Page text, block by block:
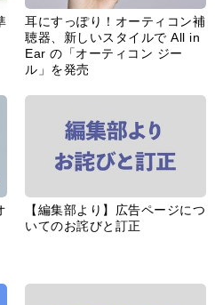
【編集部より】公式アドレスの
不正利用について